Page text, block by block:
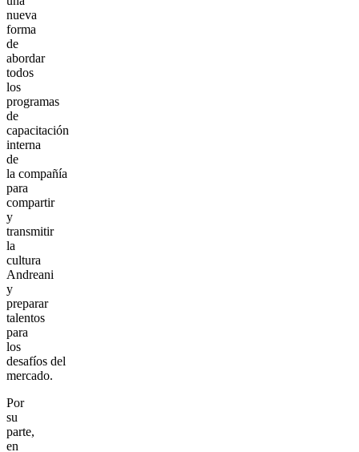
nueva
forma
de
abordar
todos
los
programas
de
capacitación
interna
de
la compañía
para
compartir
y
transmitir
la
cultura
Andreani
y
preparar
talentos
para
los
desafíos del
mercado.
Por
su
parte,
en